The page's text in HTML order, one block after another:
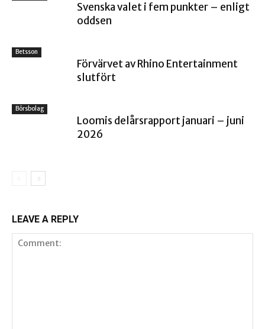
Svenska valet i fem punkter – enligt
oddsen
Betsson
Förvärvet av Rhino Entertainment
slutfört
Börsbolag
Loomis delårsrapport januari – juni
2026
LEAVE A REPLY